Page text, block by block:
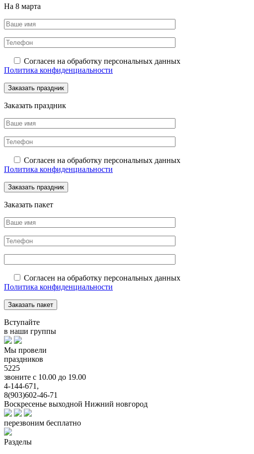
На 8 марта
Согласен на обработку персональных данных
Политика конфиденциальности
Заказать праздник
Согласен на обработку персональных данных
Политика конфиденциальности
Заказать пакет
Согласен на обработку персональных данных
Политика конфиденциальности
Вступайте
в наши группы
Мы провели
праздников
5225
звоните с 10.00 до 19.00
4-144-671,
8(903)602-46-71
Воскресенье выходной Нижний новгород
перезвоним бесплатно
Разделы